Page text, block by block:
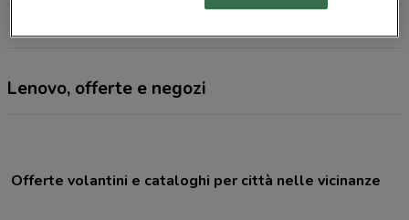
Lenovo, offerte e negozi
Offerte volantini e cataloghi per città nelle vicinanze